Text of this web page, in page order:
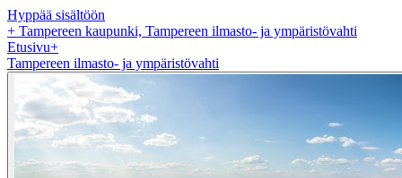
Hyppää sisältöön
+ Tampereen kaupunki, Tampereen ilmasto- ja ympäristövahti
Etusivu+
Tampereen ilmasto- ja ympäristövahti